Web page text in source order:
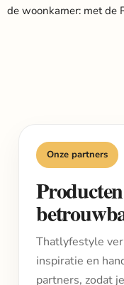
de woonkamer: met de
Onze partners
Thatlyfestyle
inspiratie en
partners, zodat